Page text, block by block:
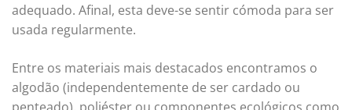
adequado. Afinal, esta deve-se sentir cómoda para ser
usada regularmente.
Entre os materiais mais destacados encontramos o
algodão (independentemente de ser cardado ou